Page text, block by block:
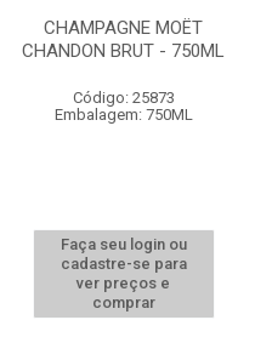
CHAMPAGNE MOËT
CHANDON BRUT - 750ML
Código: 25873
Embalagem: 750ML
Faça seu login ou
cadastre-se para
ver preços e
comprar